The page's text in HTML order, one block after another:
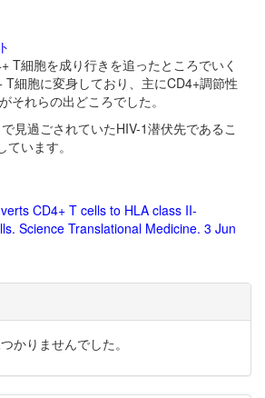
T細胞を成り行きを追ったところでいく
T細胞に変身しており、主にCD4+調節性
それらの出どころでした。
見過ごされていたHIV-1潜伏先であるこ
います。
CD4+ T cells to HLA class II-
Science Translational Medicine. 3 Jun
かりませんでした。